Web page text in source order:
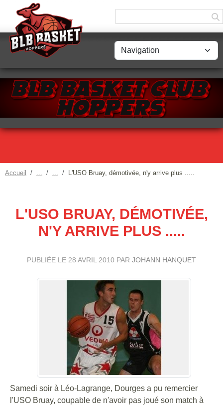
Accueil L'USO Bruay, démotivée, n'y arrive plus .....
L'USO BRUAY, DÉMOTIVÉE,
N'Y ARRIVE PLUS .....
PUBLIÉE LE 28 AVRIL 2010 PAR JOHANN HANQUET
Samedi soir à Léo-Lagrange, Dourges a pu remercier
l'USO Bruay, coupable de n'avoir pas joué son match à
Panneau de gestion des cookies